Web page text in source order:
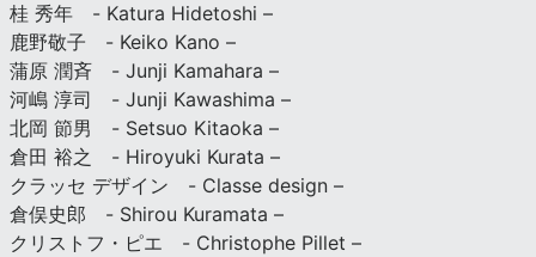
桂 秀年 - Katura Hidetoshi –
鹿野敬子 - Keiko Kano –
蒲原 潤斉 - Junji Kamahara –
河嶋 淳司 - Junji Kawashima –
北岡 節男 - Setsuo Kitaoka –
倉田 裕之 - Hiroyuki Kurata –
クラッセ デザイン - Classe design –
倉俣史郎 - Shirou Kuramata –
クリストフ・ピエ - Christophe Pillet –